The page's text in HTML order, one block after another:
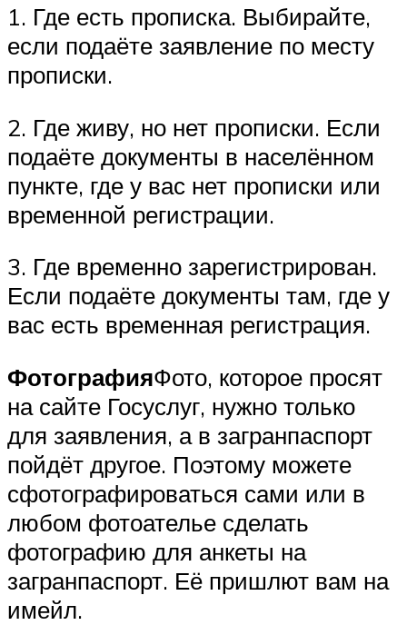
1. Где есть прописка. Выбирайте,
если подаёте заявление по месту
прописки.
2. Где живу, но нет прописки. Если
подаёте документы в населённом
пункте, где у вас нет прописки или
временной регистрации.
3. Где временно зарегистрирован.
Если подаёте документы там, где у
вас есть временная регистрация.
ФотографияФото, которое просят
на сайте Госуслуг, нужно только
для заявления, а в загранпаспорт
пойдёт другое. Поэтому можете
сфотографироваться сами или в
любом фотоателье сделать
фотографию для анкеты на
загранпаспорт. Её пришлют вам на
имейл.